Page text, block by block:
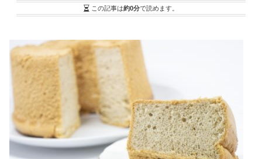
この記事は約0分で読めます。